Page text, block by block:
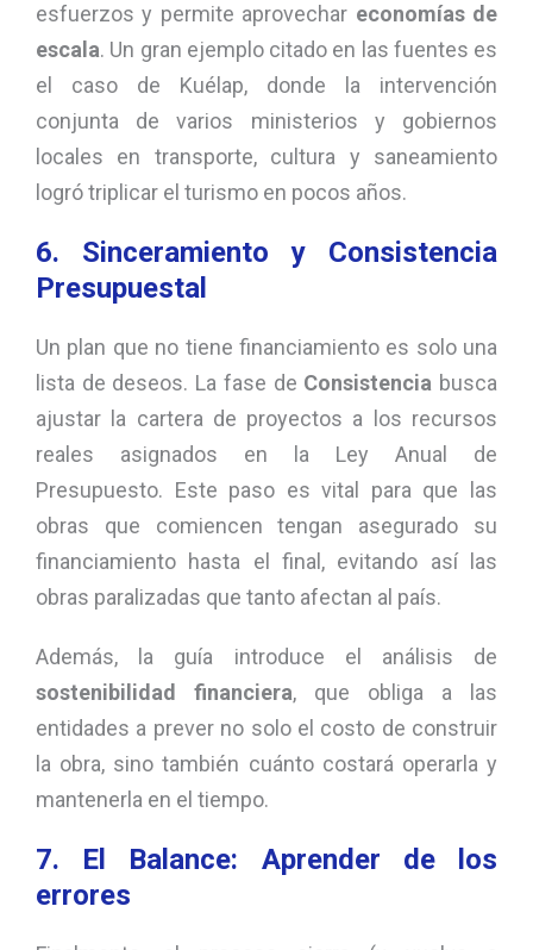
esfuerzos y permite aprovechar economías de
escala. Un gran ejemplo citado en las fuentes es
el caso de Kuélap, donde la intervención
conjunta de varios ministerios y gobiernos
locales en transporte, cultura y saneamiento
logró triplicar el turismo en pocos años.
6. Sinceramiento y Consistencia
Presupuestal
Un plan que no tiene financiamiento es solo una
lista de deseos. La fase de Consistencia busca
ajustar la cartera de proyectos a los recursos
reales asignados en la Ley Anual de
Presupuesto. Este paso es vital para que las
obras que comiencen tengan asegurado su
financiamiento hasta el final, evitando así las
obras paralizadas que tanto afectan al país.
Además, la guía introduce el análisis de
sostenibilidad financiera, que obliga a las
entidades a prever no solo el costo de construir
la obra, sino también cuánto costará operarla y
mantenerla en el tiempo.
7. El Balance: Aprender de los
errores